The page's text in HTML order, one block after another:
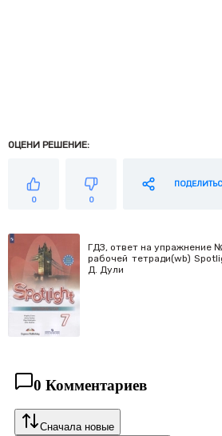
ОЦЕНИ РЕШЕНИЕ:
0 0
ГДЗ, ответ на упражнение
рабочей тетради(wb)
Д. Дули